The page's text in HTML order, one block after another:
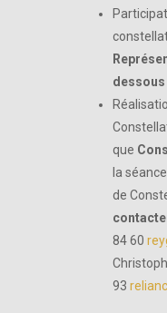
dessous
que
la
de
84 60
93